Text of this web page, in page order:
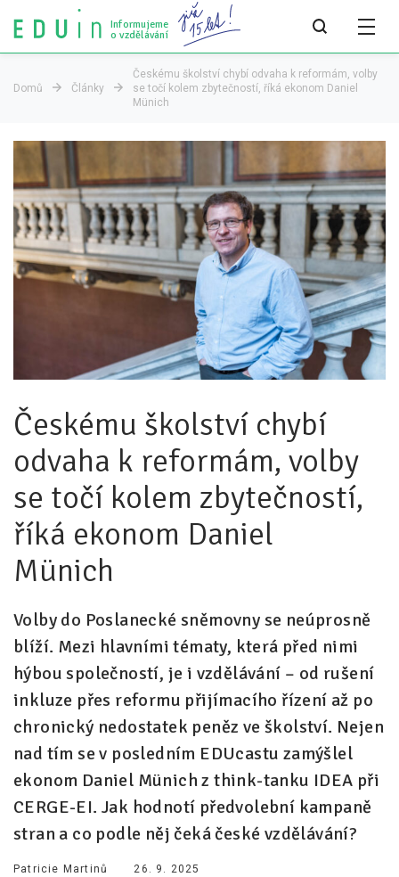
Informujeme
o vzdělávání
Všechny články
Týdeník bEDUin
Analýzy
Audit vzdělávacího systému
Všechny analýzy
Tiskové zprávy
Pro zřizovatele
Konference Lepší škola
Kápézetka - průvodce pro zřizovatele
Klub zřizovatelů
O nás
O nás
Partneři a dárci
Kontakty
Domů Články
Českému školství chybí odvaha k reformám, volby
se točí kolem zbytečností, říká ekonom Daniel
Münich
Českému školství chybí
odvaha k reformám, volby
se točí kolem zbytečností,
říká ekonom Daniel
Münich
Volby do Poslanecké sněmovny se neúprosně
blíží. Mezi hlavními tématy, která před nimi
hýbou společností, je i vzdělávání – od rušení
inkluze přes reformu přijímacího řízení až po
chronický nedostatek peněz ve školství. Nejen
nad tím se v posledním EDUcastu zamýšlel
ekonom Daniel Münich z think-tanku IDEA při
CERGE-EI. Jak hodnotí předvolební kampaně
stran a co podle něj čeká české vzdělávání?
Patricie Martinů
26. 9. 2025